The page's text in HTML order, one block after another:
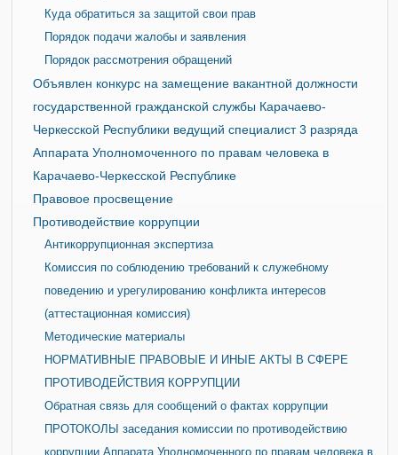
Куда обратиться за защитой свои прав
Порядок подачи жалобы и заявления
Порядок рассмотрения обращений
Объявлен конкурс на замещение вакантной должности
государственной гражданской службы Карачаево-
Черкесской Республики ведущий специалист 3 разряда
Аппарата Уполномоченного по правам человека в
Карачаево-Черкесской Республике
Правовое просвещение
Противодействие коррупции
Антикоррупционная экспертиза
Комиссия по соблюдению требований к служебному
поведению и урегулированию конфликта интересов
(аттестационная комиссия)
Методические материалы
НОРМАТИВНЫЕ ПРАВОВЫЕ И ИНЫЕ АКТЫ В СФЕРЕ
ПРОТИВОДЕЙСТВИЯ КОРРУПЦИИ
Обратная связь для сообщений о фактах коррупции
ПРОТОКОЛЫ заседания комиссии по противодействию
коррупции Аппарата Уполномоченного по правам человека в